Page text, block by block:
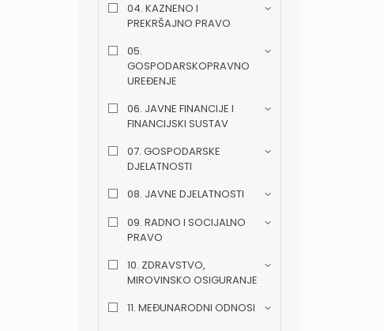
04. KAZNENO I
PREKRŠAJNO PRAVO
05.
GOSPODARSKOPRAVNO
UREĐENJE
06. JAVNE FINANCIJE I
FINANCIJSKI SUSTAV
07. GOSPODARSKE
DJELATNOSTI
08. JAVNE DJELATNOSTI
09. RADNO I SOCIJALNO
PRAVO
10. ZDRAVSTVO,
MIROVINSKO OSIGURANJE
11. MEĐUNARODNI ODNOSI